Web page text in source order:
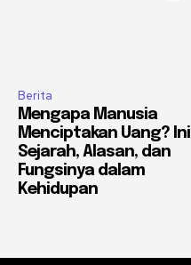
Berita
Mengapa Manusia
Menciptakan Uang? Ini
Sejarah, Alasan, dan
Fungsinya dalam
Kehidupan